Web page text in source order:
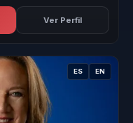
Ver Perfil
ES EN